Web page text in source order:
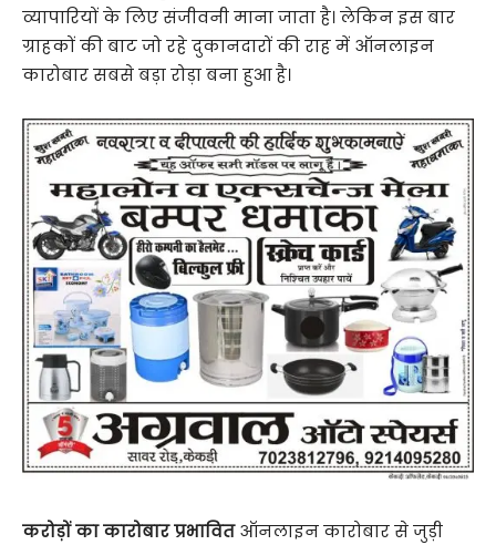
व्यापारियों के लिए संजीवनी माना जाता है। लेकिन इस बार
ग्राहकों की बाट जो रहे दुकानदारों की राह में ऑनलाइन
कारोबार सबसे बड़ा रोड़ा बना हुआ है।
करोड़ों का कारोबार प्रभावितऑनलाइन कारोबार से जुड़ी